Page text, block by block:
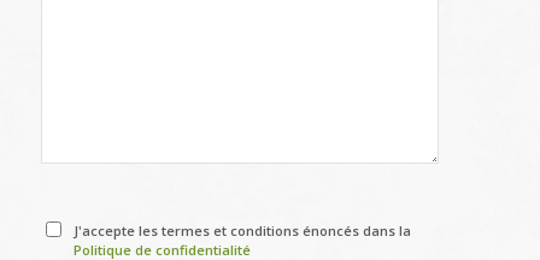
J'accepte les termes et conditions énoncés dans la
Politique de confidentialité